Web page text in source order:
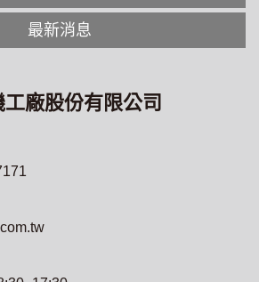
最新消息
廠股份有限公司